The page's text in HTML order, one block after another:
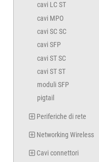
cavi LC ST
cavi MPO
cavi SC SC
cavi SFP
cavi ST SC
cavi ST ST
moduli SFP
pigtail
Periferiche di rete
Networking Wireless
Cavi connettori